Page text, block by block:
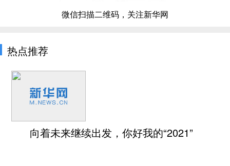
微信扫描二维码，关注新华网
热点推荐
向着未来继续出发，你好我的“2021”